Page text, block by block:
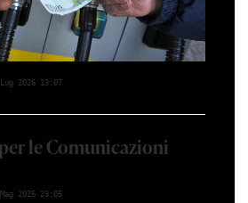
2026 13:07
le Comunicazioni
2026 23:05